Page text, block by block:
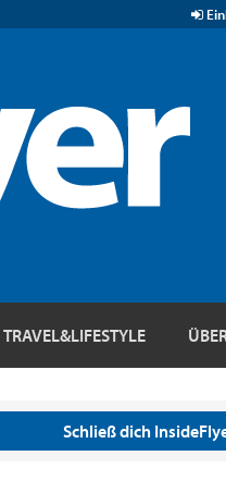
TRAVEL&LIFESTYLE
Schließ dich